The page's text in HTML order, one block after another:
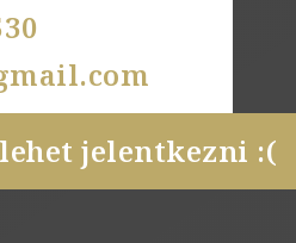
jelentkezni :(